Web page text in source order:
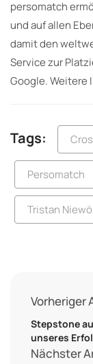
persomatch
und auf allen
damit den
Service zur
Google. Weitere
Tags:
Persomatch
Tristan
Vorheriger
Stepstone
unseres
Nächster